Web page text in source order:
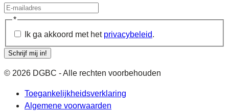
*
Ik ga akkoord met het privacybeleid.
Schrijf mij in!
© 2026 DGBC - Alle rechten voorbehouden
Toegankelijkheidsverklaring
Algemene voorwaarden